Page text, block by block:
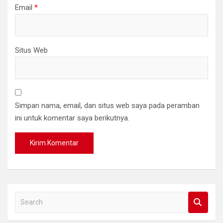
Email *
Situs Web
Simpan nama, email, dan situs web saya pada peramban
ini untuk komentar saya berikutnya.